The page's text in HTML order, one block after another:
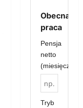
Obecna
praca
Pensja
netto
(miesięcznie)
Tryb